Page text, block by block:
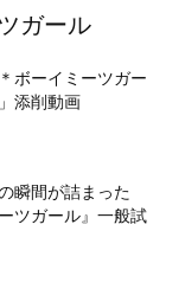
ガール
ボーイミーツガー
添削動画
瞬間が詰まった
ツガール』一般試